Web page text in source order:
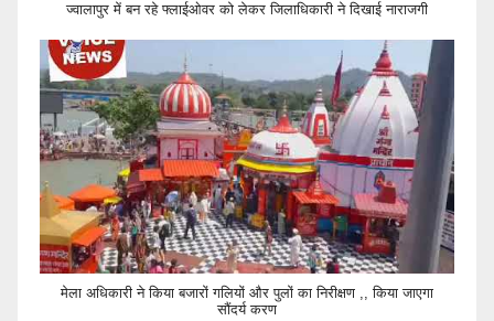
ज्वालापुर में बन रहे फ्लाईओवर को लेकर जिलाधिकारी ने दिखाई नाराजगी
मेला अधिकारी ने किया बजारों गलियों और पुलों का निरीक्षण ,, किया जाएगा
सौंदर्य करण